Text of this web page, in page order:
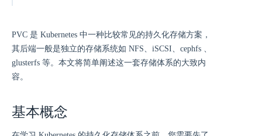
PVC 是 Kubernetes 中一种比较常见的持久化存储方案，
其后端一般是独立的存储系统如 NFS、iSCSI、cephfs 、
glusterfs 等。本文将简单阐述这一套存储体系的大致内
容。
基本概念